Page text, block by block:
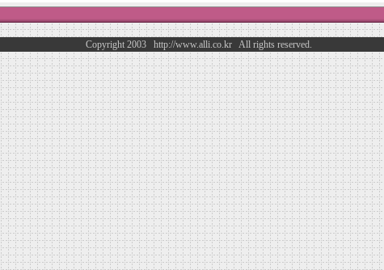
Copyright 2003 http://www.alli.co.kr All rights reserved.